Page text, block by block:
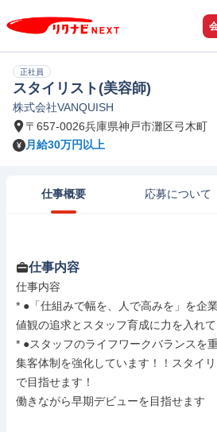
正社員
スタイリスト(美容師)
株式会社VANQUISH
〒657-0026兵庫県神戸市灘区弓木町
月給30万円以上
仕事概要 応募について
仕事内容
仕事内容
* ●「仕組みで幅を、人で高みを」を企
値観の追求とスタッフ育成に力を入れて
* ●スタッフのライフワークバランスを
集客体制を強化しています！！スタイ
で目指せます！
働きながら早期デビューを目指せます